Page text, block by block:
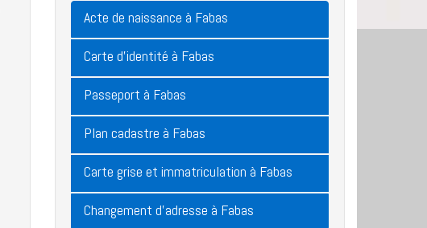
Acte de naissance à Fabas
Carte d'identité à Fabas
Passeport à Fabas
Plan cadastre à Fabas
Carte grise et immatriculation à Fabas
Changement d'adresse à Fabas